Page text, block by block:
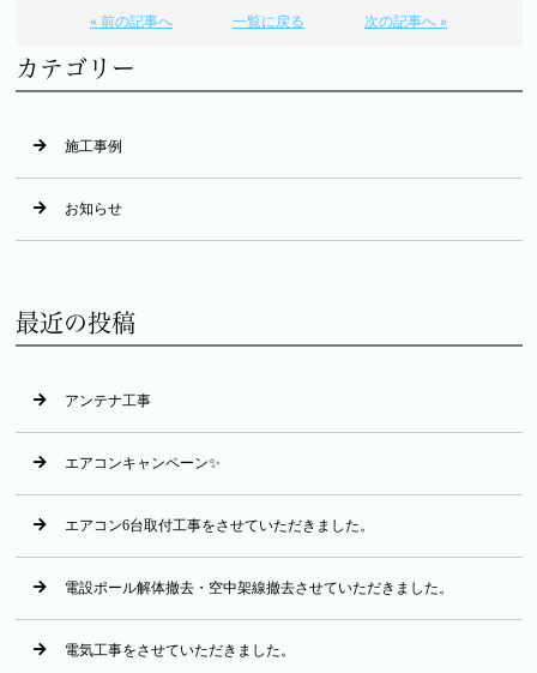
« 前の記事へ 一覧に戻る 次の記事へ »
カテゴリー
施工事例
お知らせ
最近の投稿
アンテナ工事
エアコンキャンペーン✨
エアコン6台取付工事をさせていただきました。
電設ポール解体撤去・空中架線撤去させていただきました。
電気工事をさせていただきました。